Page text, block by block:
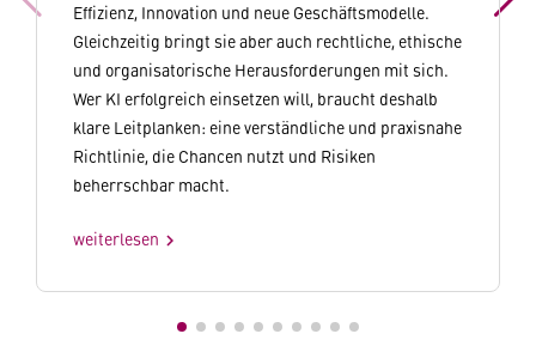
Effizienz, Innovation und neue Geschäftsmodelle.
Gleichzeitig bringt sie aber auch rechtliche, ethische
und organisatorische Herausforderungen mit sich.
Wer KI erfolgreich einsetzen will, braucht deshalb
klare Leitplanken: eine verständliche und praxisnahe
Richtlinie, die Chancen nutzt und Risiken
beherrschbar macht.
weiterlesen chevron_right